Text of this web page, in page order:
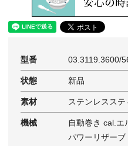
型番 03.3119.3600/
状態 新品
素材 ステンレスステ
機械
自動巻き cal.エ
パワーリザーブ